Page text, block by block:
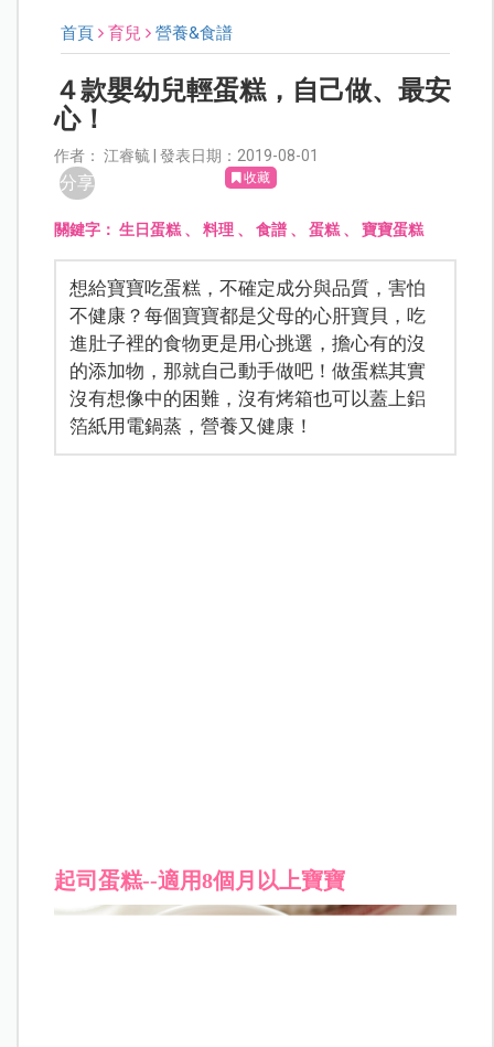
首頁 育兒 營養&食譜
４款嬰幼兒輕蛋糕，自己做、最安
心！
作者： 江睿毓 | 發表日期：2019-08-01
分享 收藏
關鍵字：生日蛋糕 、料理 、食譜 、蛋糕 、寶寶蛋糕
想給寶寶吃蛋糕，不確定成分與品質，害怕
不健康？每個寶寶都是父母的心肝寶貝，吃
進肚子裡的食物更是用心挑選，擔心有的沒
的添加物，那就自己動手做吧！做蛋糕其實
沒有想像中的困難，沒有烤箱也可以蓋上鋁
箔紙用電鍋蒸，營養又健康！
起司蛋糕--適用8個月以上寶寶